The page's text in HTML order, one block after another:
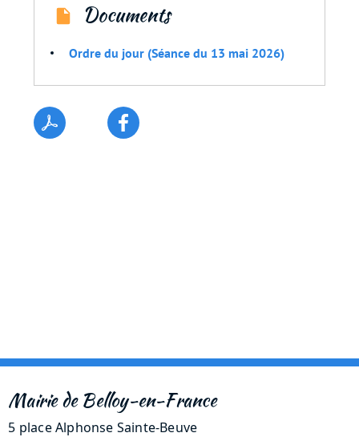
Documents
Ordre du jour (Séance du 13 mai 2026)
Mairie de Belloy-en-France
5 place Alphonse Sainte-Beuve